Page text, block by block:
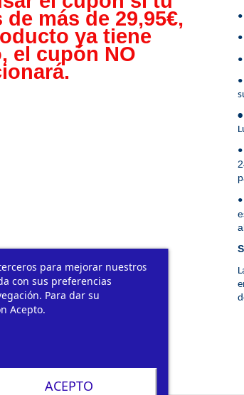
para mejorar nuestros
con sus preferencias
Para dar su
Acepto.
ACEPTO
más de 29,95€,
ya tiene
el cupón NO
•
•
•
•
•
•